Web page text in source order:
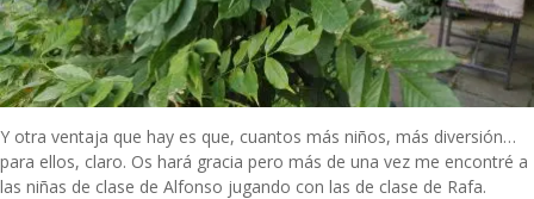
Y otra ventaja que hay es que, cuantos más niños, más diversión…
para ellos, claro. Os hará gracia pero más de una vez me encontré a
las niñas de clase de Alfonso jugando con las de clase de Rafa.